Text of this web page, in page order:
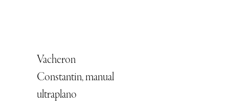
Vacheron
Constantin, manual
ultraplano